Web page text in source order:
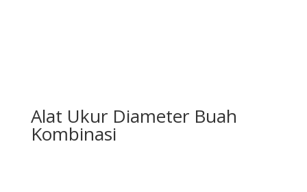
Alat Ukur Diameter Buah
Kombinasi